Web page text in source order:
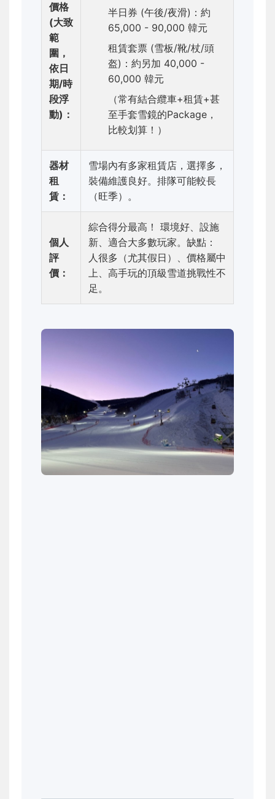
價格
(大致
範
圍，
依日
期/時
段浮
動)：
半日券 (午後/夜滑)：約
65,000 - 90,000 韓元
租賃套票 (雪板/靴/杖/頭
盔)：約另加 40,000 -
60,000 韓元
（常有結合纜車+租賃+甚
至手套雪鏡的Package，
比較划算！）
器材
租
賃：
雪場內有多家租賃店，選擇多，
裝備維護良好。排隊可能較長
（旺季）。
個人
評
價：
綜合得分最高！ 環境好、設施
新、適合大多數玩家。缺點：
人很多（尤其假日）、價格屬中
上、高手玩的頂級雪道挑戰性不
足。